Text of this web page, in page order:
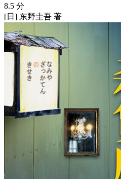
8.5 分
[日] 东野圭吾 著